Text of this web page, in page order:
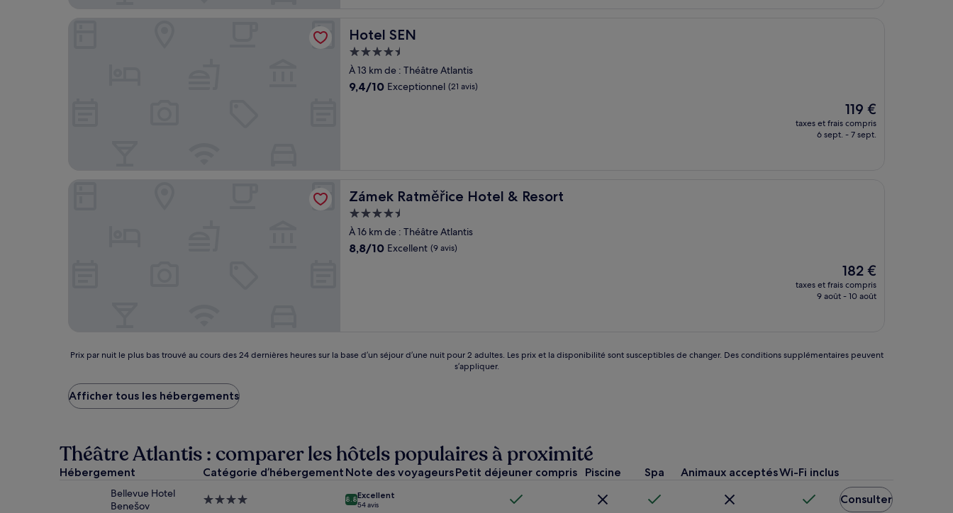
Hotel SEN
Hotel SEN
Hébergement
4.5 étoiles
À 13 km de : Théâtre Atlantis
9.4
9,4/10 Exceptionnel (21 avis)
Le
nouveau
prix
119 €
taxes et frais compris
6 sept. - 7 sept.
Zámek Ratměřice Hotel & Resort
Zámek Ratměřice Hotel & Resort
Hébergement
4.5 étoiles
À 16 km de : Théâtre Atlantis
8.8
8,8/10 Excellent (9 avis)
Le
nouveau
prix
182 €
taxes et frais compris
9 août - 10 août
Prix
nuit
le
plus
au
cours
des
24 dernières
Prix par nuit le plus bas trouvé au cours des 24 dernières heures sur la base d’un séjour d’une nuit pour 2 adultes. Les prix et la disponibilité sont susceptibles de changer. Des conditions supplémentaires peuvent
s’appliquer.
Afficher tous les hébergements
Théâtre Atlantis : comparer les hôtels populaires à proximité
Hébergement Catégorie d’hébergement Note des voyageursPetit déjeuner compris Piscine Spa Animaux acceptésWi-Fi inclus
Bellevue Hotel
Benešov
Hébergement
8.8Excellent
54 avis Consulter